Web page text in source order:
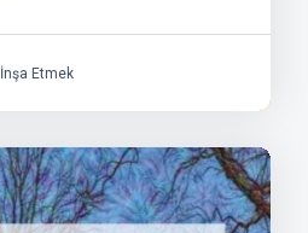
İnşa Etmek